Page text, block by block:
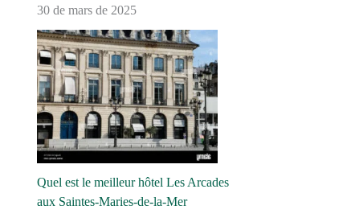
30 de mars de 2025
Quel est le meilleur hôtel Les Arcades
aux Saintes-Maries-de-la-Mer